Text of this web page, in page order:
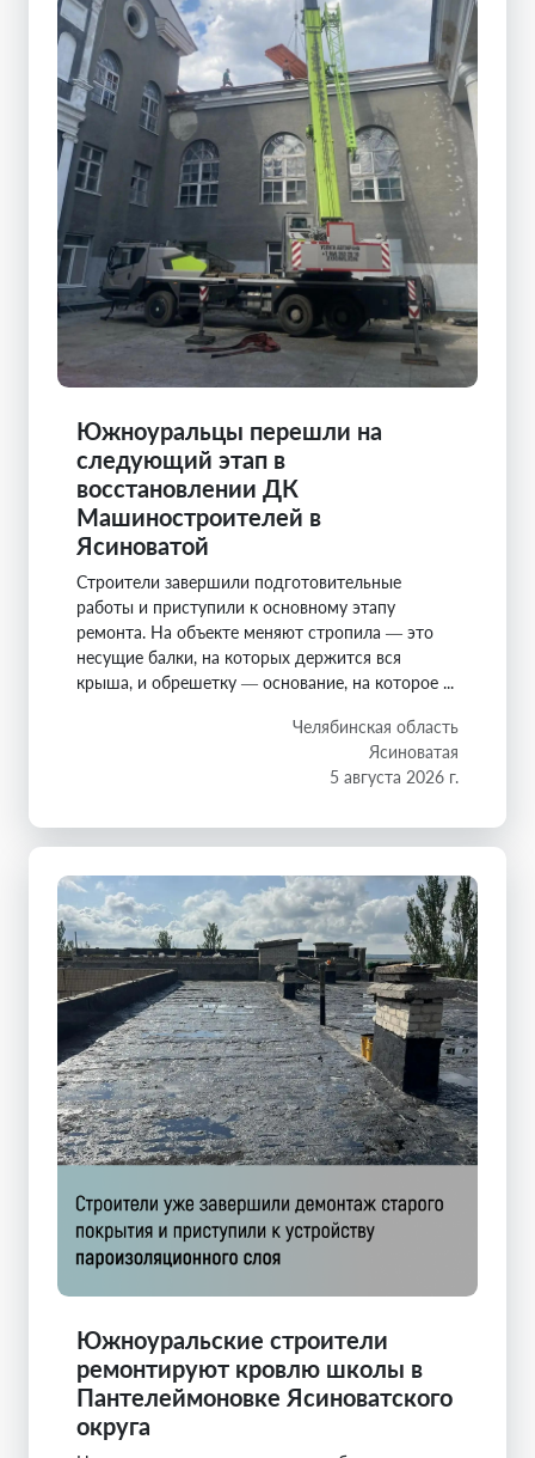
Южноуральцы перешли на
следующий этап в
восстановлении ДК
Машиностроителей в
Ясиноватой
Строители завершили подготовительные
работы и приступили к основному этапу
ремонта. На объекте меняют стропила — это
несущие балки, на которых держится вся
крыша, и обрешетку — основание, на которое ...
Челябинская область
Ясиноватая
5 августа 2026 г.
Южноуральские строители
ремонтируют кровлю школы в
Пантелеймоновке Ясиноватского
округа